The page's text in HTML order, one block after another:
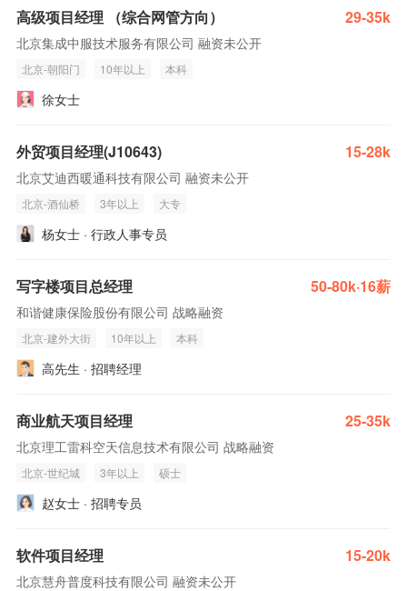
高级项目经理 （综合网管方向） 29-35k
北京集成中服技术服务有限公司 融资未公开
北京-朝阳门 10年以上 本科
徐女士
外贸项目经理(J10643) 15-28k
北京艾迪西暖通科技有限公司 融资未公开
北京-酒仙桥 3年以上 大专
杨女士 · 行政人事专员
写字楼项目总经理 50-80k·16薪
和谐健康保险股份有限公司 战略融资
北京-建外大街 10年以上 本科
高先生 · 招聘经理
商业航天项目经理 25-35k
北京理工雷科空天信息技术有限公司 战略融资
北京-世纪城 3年以上 硕士
赵女士 · 招聘专员
软件项目经理 15-20k
北京慧舟普度科技有限公司 融资未公开